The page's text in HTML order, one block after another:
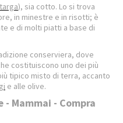
), sia cotto. Lo si trova
in minestre e in risotti; è
e di molti piatti a base di
conserviera, dove
costituiscono uno dei più
tipico misto di terra, accanto
e alle olive.
Mammai - Compra